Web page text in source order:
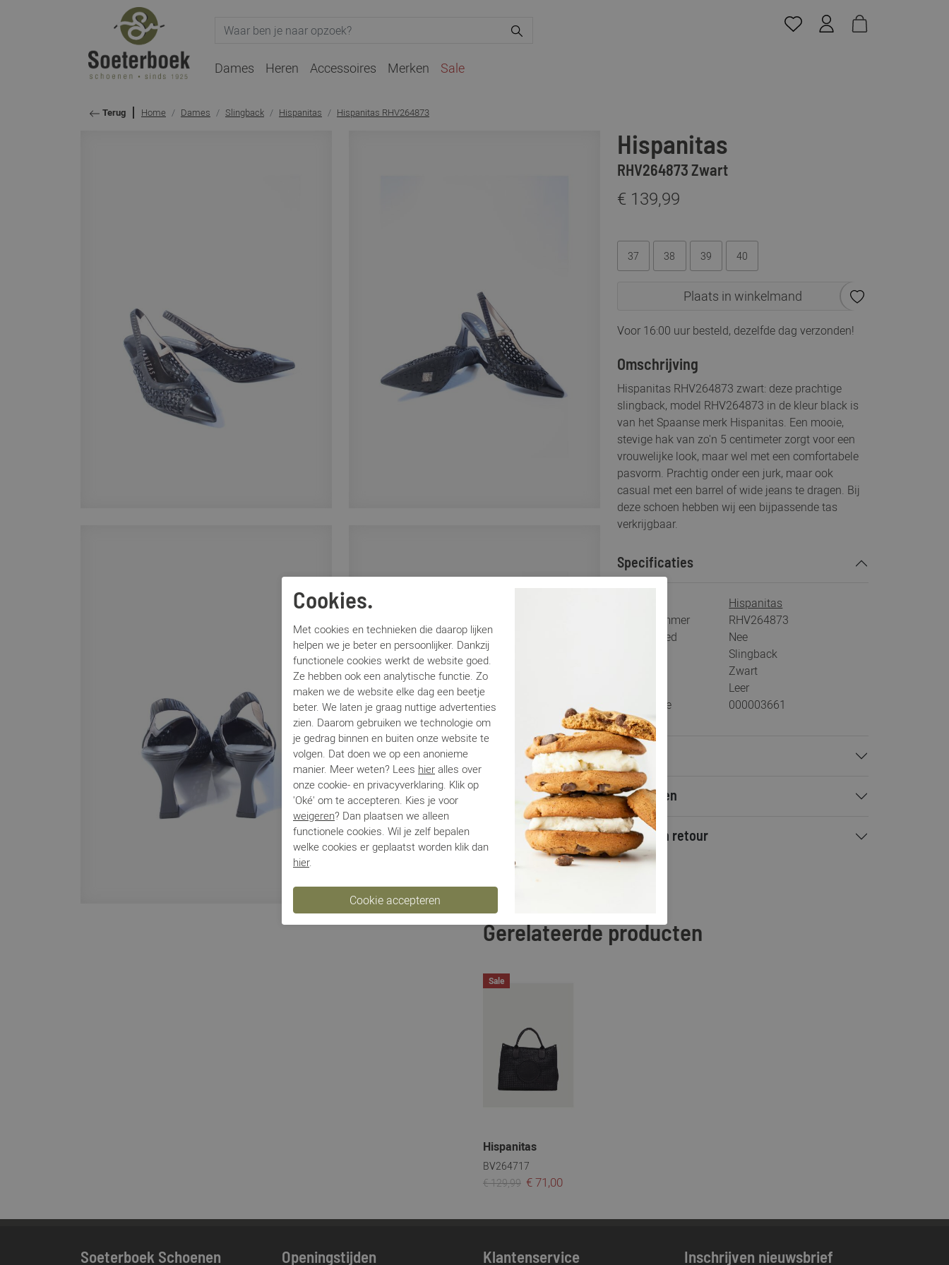
Dames Heren Accessoires Merken Sale
Terug Home Dames Slingback Hispanitas Hispanitas RHV264873
Hispanitas
RHV264873 Zwart
€ 139,99
37 38 39 40
Plaats in winkelmand
Voor 16:00 uur besteld, dezelfde dag verzonden!
Omschrijving
Hispanitas RHV264873 zwart: deze prachtige
slingback, model RHV264873 in de kleur black is
van het Spaanse merk Hispanitas. Een mooie,
stevige hak van zo'n 5 centimeter zorgt voor een
vrouwelijke look, maar wel met een comfortabele
pasvorm. Prachtig onder een jurk, maar ook
casual met een barrel of wide jeans te dragen. Bij
deze schoen hebben wij een bijpassende tas
verkrijgbaar.
Specificaties
Hispanitas
Artikelnummer
RHV264873
Los voetbed
Nee
Slingback
Zwart
Leer
Bestelcode
000003661
Betalen
Verzenden
Ruilen en retour
Gerelateerde producten
Sale
Hispanitas
BV264717
€ 129,99 € 71,00
Soeterboek Schoenen Openingstijden Klantenservice Inschrijven nieuwsbrief
Cookies.
Met cookies en technieken die daarop lijken
helpen we je beter en persoonlijker. Dankzij
functionele cookies werkt de website goed.
Ze hebben ook een analytische functie. Zo
maken we de website elke dag een beetje
beter. We laten je graag nuttige advertenties
zien. Daarom gebruiken we technologie om
je gedrag binnen en buiten onze website te
volgen. Dat doen we op een anonieme
manier. Meer weten? Lees hier alles over
onze cookie- en privacyverklaring. Klik op
'Oké' om te accepteren. Kies je voor
weigeren? Dan plaatsen we alleen
functionele cookies. Wil je zelf bepalen
welke cookies er geplaatst worden klik dan
hier.